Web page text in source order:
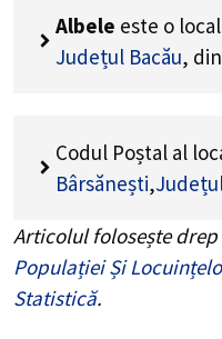
Albele este o
Județul Bacău, din
Codul Poștal al
Bârsănești,
Articolul folosește
Populației Și
Statistică.